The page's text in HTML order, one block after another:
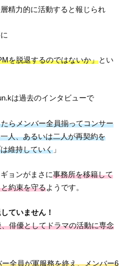
精力的に活動すると報じられ
を脱退するのではないか」とい
は過去のインタビューで
らメンバー全員揃ってコンサー
一人、あるいは二人が再契約を
維持していく 」
ョンがまさに事務所を移籍して
約束を守るようです。
ていません！
俳優としてドラマの活動に専念
全員が軍服務を終え、メンバー6